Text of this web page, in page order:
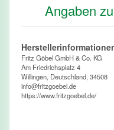
Angaben
Fritz Göbel GmbH & Co. KG
Am Friedrichsplatz 4
Willingen, Deutschland, 34508
info@fritzgoebel.de
https://www.fritzgoebel.de/